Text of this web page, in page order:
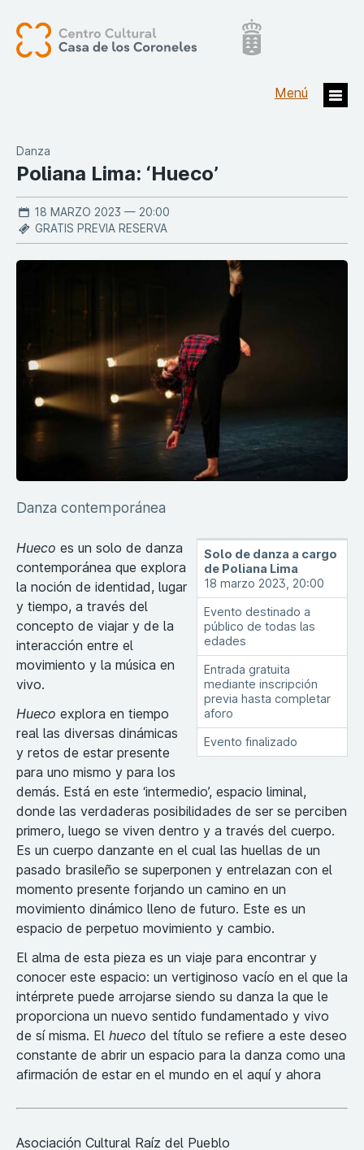
Danza
Poliana Lima: ‘Hueco’
18 MARZO 2023 — 20:00
GRATIS PREVIA RESERVA
Danza contemporánea
Solo de danza a cargo
de Poliana Lima
18 marzo 2023, 20:00
Evento destinado a
público de todas las
edades
Entrada gratuita
mediante inscripción
previa hasta completar
aforo
Evento finalizado
Hueco es un solo de danza
contemporánea que explora
la noción de identidad, lugar
y tiempo, a través del
concepto de viajar y de la
interacción entre el
movimiento y la música en
vivo.
Hueco explora en tiempo
real las diversas dinámicas
y retos de estar presente
para uno mismo y para los
demás. Está en este ‘intermedio’, espacio liminal,
donde las verdaderas posibilidades de ser se perciben
primero, luego se viven dentro y a través del cuerpo.
Es un cuerpo danzante en el cual las huellas de un
pasado brasileño se superponen y entrelazan con el
momento presente forjando un camino en un
movimiento dinámico lleno de futuro. Este es un
espacio de perpetuo movimiento y cambio.
El alma de esta pieza es un viaje para encontrar y
conocer este espacio: un vertiginoso vacío en el que la
intérprete puede arrojarse siendo su danza la que le
proporciona un nuevo sentido fundamentado y vivo
de sí misma. El hueco del título se refiere a este deseo
constante de abrir un espacio para la danza como una
afirmación de estar en el mundo en el aquí y ahora
Asociación Cultural Raíz del Pueblo